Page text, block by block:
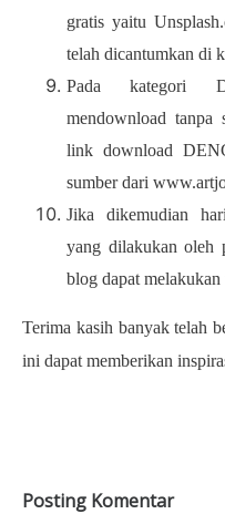
gratis yaitu
telah dicantumkan di
Pada kategori
mendownload tanpa
link download
sumber dari
Jika dikemudian
yang dilakukan oleh
blog dapat
Terima kasih banyak telah
ini dapat memberikan
Posting Komentar